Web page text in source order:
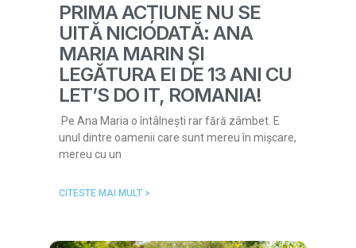
PRIMA ACȚIUNE NU SE
UITĂ NICIODATĂ: ANA
MARIA MARIN ȘI
LEGĂTURA EI DE 13 ANI CU
LET’S DO IT, ROMANIA!
Pe Ana Maria o întâlnești rar fără zâmbet. E
unul dintre oamenii care sunt mereu în mișcare,
mereu cu un
CITESTE MAI MULT >